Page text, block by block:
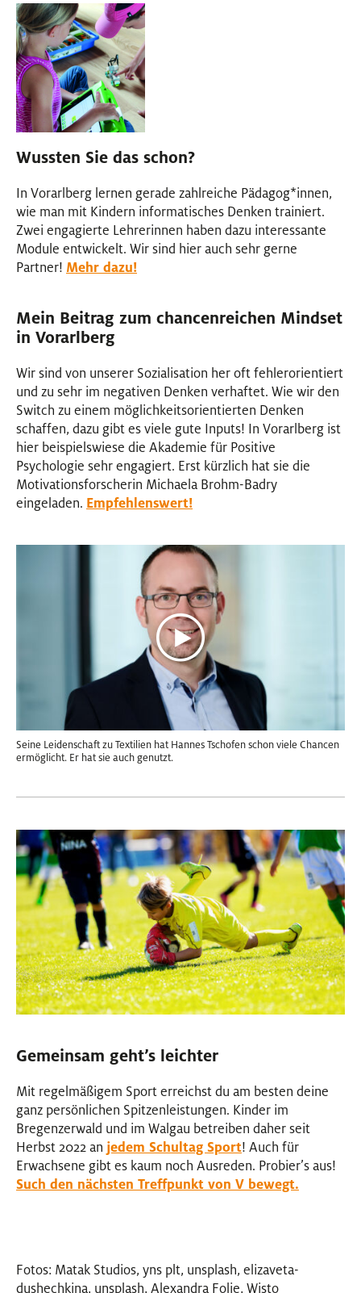
Wussten Sie das schon?
In Vorarlberg lernen gerade zahlreiche Pädagog*innenInnen
,
wie man mit Kindern informatisches Denken trainiert.
Zwei engagierte Lehrerinnen haben dazu interessante
Module entwickelt. Wir sind hier auch sehr gerne
Partner! Mehr dazu!
Mein Beitrag zum chancenreichen Mindset
in Vorarlberg
Wir sind von unserer Sozialisation her oft fehlerorientiert
und zu sehr im negativen Denken verhaftet. Wie wir den
Switch zu einem möglichkeitsorientierten Denken
schaffen, dazu gibt es viele gute Inputs! In Vorarlberg ist
hier beispielswiese die Akademie für Positive
Psychologie sehr engagiert. Erst kürzlich hat sie die
Motivationsforscherin Michaela Brohm-Badry
eingeladen. Empfehlenswert!
Seine Leidenschaft zu Textilien hat Hannes Tschofen schon viele Chancen
ermöglicht. Er hat sie auch genutzt.
Gemeinsam geht’s leichter
Mit regelmäßigem Sport erreichst du am besten deine
ganz persönlichen Spitzenleistungen. Kinder im
Bregenzerwald und im Walgau betreiben daher seit
Herbst 2022 an jedem Schultag Sport! Auch für
Erwachsene gibt es kaum noch Ausreden. Probier’s aus!
Such den nächsten Treffpunkt von V bewegt.
Fotos: Matak Studios, yns plt, unsplash, elizaveta-
dushechkina, unsplash, Alexandra Folie, Wisto